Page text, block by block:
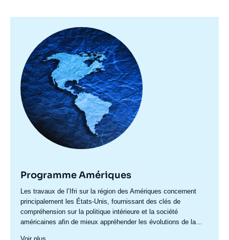
principale
Programme Amériques
Accroche
centre
Les travaux de l’Ifri sur la région des Amériques concernent
principalement les États-Unis, fournissant des clés de
compréhension sur la politique intérieure et la société
américaines afin de mieux appréhender les évolutions de la